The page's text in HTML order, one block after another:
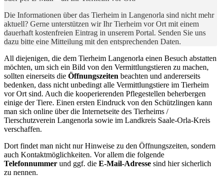
Die Informationen über das Tierheim in Langenorla sind nicht mehr
aktuell? Gerne unterstützen wir Ihr Tierheim vor Ort mit einem
dauerhaft kostenfreien Eintrag in unserem Portal. Senden Sie uns
dazu bitte eine Mitteilung mit den entsprechenden Daten.
All diejenigen, die dem Tierheim Langenorla einen Besuch abstatten
möchten, um sich ein Bild von den Vermittlungstieren zu machen,
sollten einerseits die Öffnungszeiten beachten und andererseits
bedenken, dass nicht unbedingt alle Vermittlungstiere im Tierheim
vor Ort sind. Auch die kooperierenden Pflegestellen beherbergen
einige der Tiere. Einen ersten Eindruck von den Schützlingen kann
man sich online über die Internetseite des Tierheims /
Tierschutzverein Langenorla sowie im Landkreis Saale-Orla-Kreis
verschaffen.
Dort findet man nicht nur Hinweise zu den Öffnungszeiten, sondern
auch Kontaktmöglichkeiten. Vor allem die folgende
Telefonnummer und ggf. die E-Mail-Adresse sind hier sicherlich
zu nennen.